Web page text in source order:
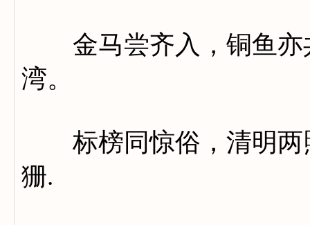
金马尝齐入，铜鱼亦
湾。
标榜同惊俗，清明两
狦.